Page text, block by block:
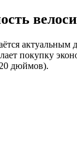
покупку
дюймов).